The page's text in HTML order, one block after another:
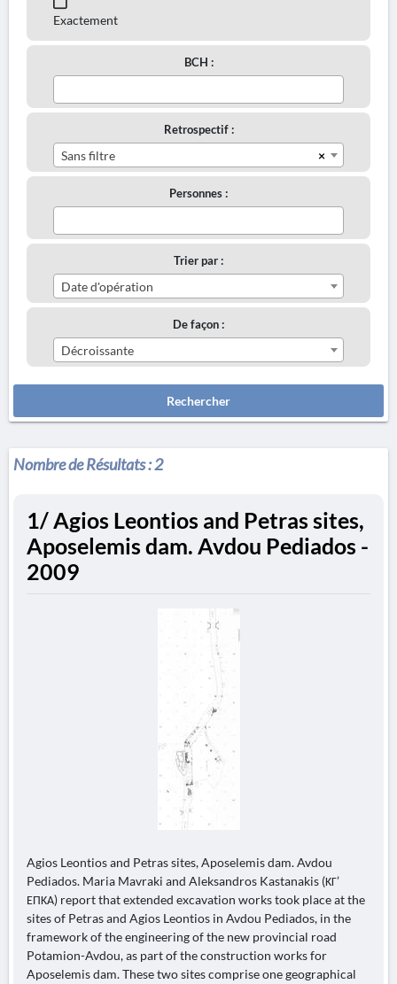
Exactement
BCH :
Retrospectif :
×
Sans filtre
Personnes :
Trier par :
Date d'opération
De façon :
Décroissante
Rechercher
Nombre de Résultats :2
1/ Agios Leontios and Petras sites,
Aposelemis dam. Avdou Pediados -
2009
Agios Leontios and Petras sites, Aposelemis dam. Avdou
Pediados. Maria Mavraki and Aleksandros Kastanakis (ΚΓ’
ΕΠΚΑ) report that extended excavation works took place at the
sites of Petras and Agios Leontios in Avdou Pediados, in the
framework of the engineering of the new provincial road
Potamion-Avdou, as part of the construction works for
Aposelemis dam. These two sites comprise one geographical